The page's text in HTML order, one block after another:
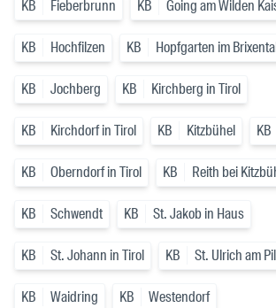
KB Fieberbrunn KB Going am Wilden
KB Hochfilzen KB Hopfgarten im
KB Jochberg KB Kirchberg in Tirol
KB Kirchdorf in Tirol KB Kitzbühel KB
KB Oberndorf in Tirol KB Reith bei
KB Schwendt KB St. Jakob in Haus
KB St. Johann in Tirol KB St. Ulrich am
KB Waidring KB Westendorf